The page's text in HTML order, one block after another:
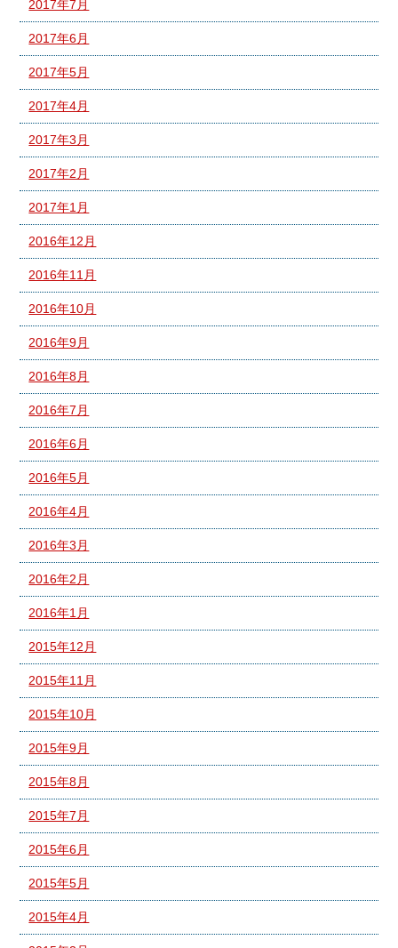
2017年7月
2017年6月
2017年5月
2017年4月
2017年3月
2017年2月
2017年1月
2016年12月
2016年11月
2016年10月
2016年9月
2016年8月
2016年7月
2016年6月
2016年5月
2016年4月
2016年3月
2016年2月
2016年1月
2015年12月
2015年11月
2015年10月
2015年9月
2015年8月
2015年7月
2015年6月
2015年5月
2015年4月